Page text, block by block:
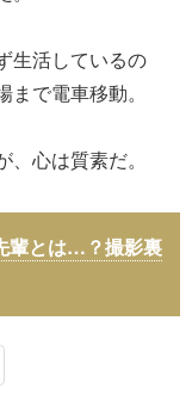
生活しているの
で電車移動。
心は質素だ。
輩とは…？撮影裏